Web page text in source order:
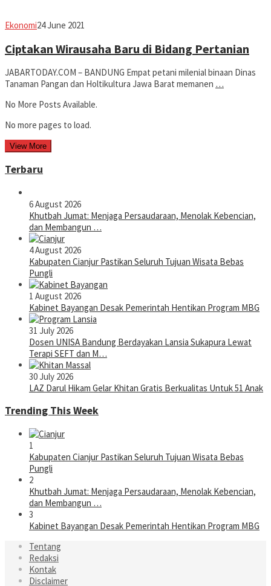
EkonomiAvila
24 June 2021
Ciptakan Wirausaha Baru di Bidang Pertanian
JABARTODAY.COM – BANDUNG Empat petani milenial binaan Dinas
Tanaman Pangan dan Holtikultura Jawa Barat memanen …
No More Posts Available.
No more pages to load.
View More
Terbaru
6 August 2026
Khutbah Jumat: Menjaga Persaudaraan, Menolak Kebencian,
dan Membangun …
4 August 2026
Kabupaten Cianjur Pastikan Seluruh Tujuan Wisata Bebas
Pungli
1 August 2026
Kabinet Bayangan Desak Pemerintah Hentikan Program MBG
31 July 2026
Dosen UNISA Bandung Berdayakan Lansia Sukapura Lewat
Terapi SEFT dan M…
30 July 2026
LAZ Darul Hikam Gelar Khitan Gratis Berkualitas Untuk 51 Anak
Trending This Week
1
Kabupaten Cianjur Pastikan Seluruh Tujuan Wisata Bebas
Pungli
2
Khutbah Jumat: Menjaga Persaudaraan, Menolak Kebencian,
dan Membangun …
3
Kabinet Bayangan Desak Pemerintah Hentikan Program MBG
Tentang
Redaksi
Kontak
Disclaimer